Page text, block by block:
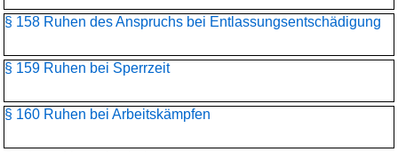
§ 158 Ruhen des Anspruchs bei Entlassungsentschädigung
§ 159 Ruhen bei Sperrzeit
§ 160 Ruhen bei Arbeitskämpfen